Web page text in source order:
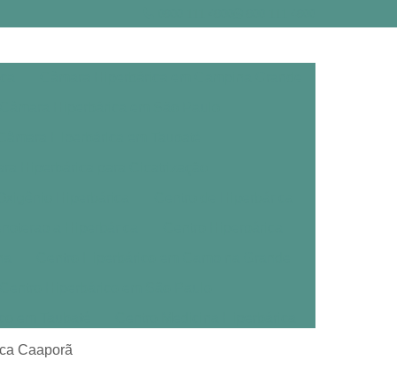
Clínica de Oxigenoterapia Hiperbárica
Caaporã